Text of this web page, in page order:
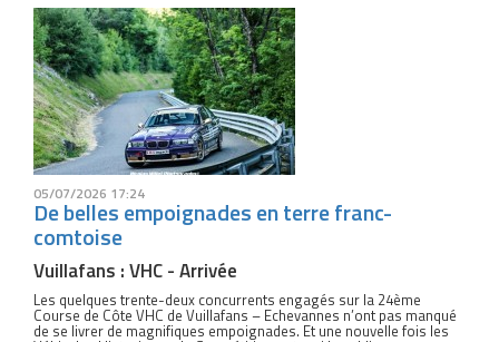
05/07/2026 17:24
De belles empoignades en terre franc-
comtoise
Vuillafans : VHC - Arrivée
Les quelques trente-deux concurrents engagés sur la 24ème
Course de Côte VHC de Vuillafans – Echevannes n’ont pas manqué
de se livrer de magnifiques empoignades. Et une nouvelle fois les